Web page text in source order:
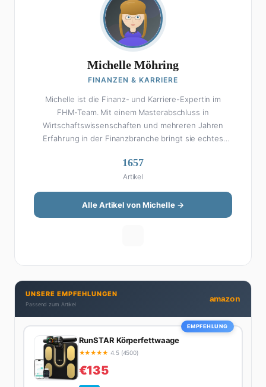
Michelle Möhring
FINANZEN & KARRIERE
Michelle ist die Finanz- und Karriere-Expertin im
FHM-Team. Mit einem Masterabschluss in
Wirtschaftswissenschaften und mehreren Jahren
Erfahrung in der Finanzbranche bringt sie echtes
Michelle klingt Altersvorsorge nicht wie eine
Steuererklärung. Ihre Stärke liegt darin, komplexe
Finanzthemen so aufzubereiten, dass sie jeder
versteht – ohne Fachchinesisch, dafür mit konkreten
Tipps zum Umsetzen. Von ETF-Strategien über
Produktivitäts-Hacks und die Frage, wie man Job und
Privatleben unter einen Hut bekommt. Privat ist sie
bekennende Kaffee-Süchtige (3+ Tassen am Tag,
Minimum), Podcast-Hörerin und verbringt ihre
Wochenenden am liebsten in der Natur oder auf dem
1657
Artikel
Alle Artikel von Michelle →
UNSERE EMPFEHLUNGEN
Passend zum Artikel
amazon
EMPFEHLUNG
RunSTAR Körperfettwaage
★★★★★ 4.5 (4500)
€135